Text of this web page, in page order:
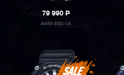
79 990P
AWM-500-1A